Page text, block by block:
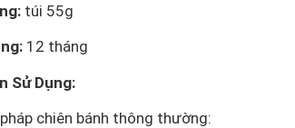
túi 55g
12 tháng
Sử Dụng:
chiên bánh thông thường: